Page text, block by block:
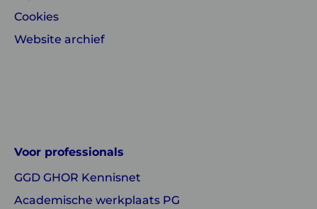
Cookies
Website archief
GHOR
Nederland
GHOR
Nederland
Voor professionals
GGD GHOR Kennisnet
Academische werkplaats PG